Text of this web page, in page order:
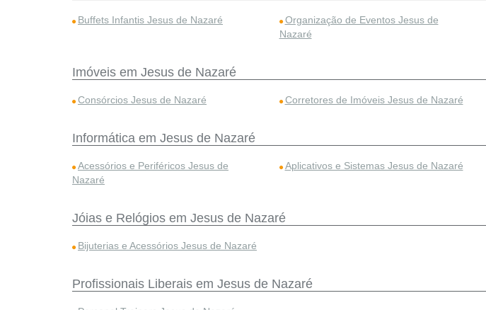
Buffets Infantis Jesus de Nazaré
Organização de Eventos Jesus de
Nazaré
Imóveis em Jesus de Nazaré
Consórcios Jesus de Nazaré Corretores de Imóveis Jesus de Nazaré
Informática em Jesus de Nazaré
Acessórios e Periféricos Jesus de
Nazaré
Aplicativos e Sistemas Jesus de Nazaré
Jóias e Relógios em Jesus de Nazaré
Bijuterias e Acessórios Jesus de Nazaré
Profissionais Liberais em Jesus de Nazaré